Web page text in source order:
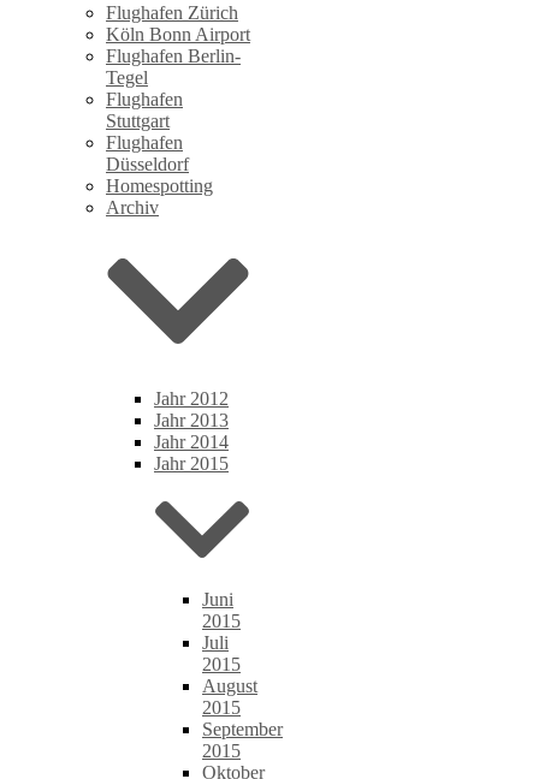
Flughafen Zürich
Köln Bonn Airport
Flughafen Berlin-
Tegel
Flughafen
Stuttgart
Flughafen
Düsseldorf
Homespotting
Archiv
Jahr 2012
Jahr 2013
Jahr 2014
Jahr 2015
Juni
2015
Juli
2015
August
2015
September
2015
Oktober